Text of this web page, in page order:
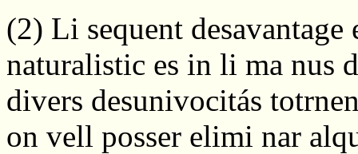
(2) Li sequent
naturalistic es in li ma
divers desunivocitás
on vell posser elimi nar